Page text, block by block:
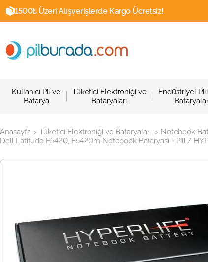
1500₺ Üzeri Alışverişlerde Kargo Ücretsiz!
Kullanıcı Pil ve
Batarya
Tüketici Elektroniği ve
Bataryaları
Endüstriyel
Bataryalar
Anasayfa > Tüketici Elektroniği ve Bataryaları > Notebook
Dell Latitude E5420, E5420m Notebook Bataryası - Pili /